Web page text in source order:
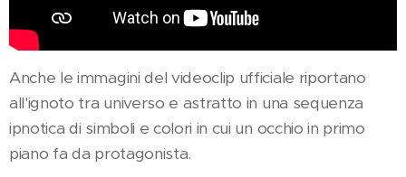
Anche le immagini del videoclip ufficiale riportano
all'ignoto tra universo e astratto in una sequenza
ipnotica di simboli e colori in cui un occhio in primo
piano fa da protagonista.